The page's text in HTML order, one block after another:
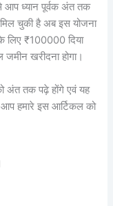
आप ध्यान पूर्वक अंत तक
चुकी है अब इस योजना
के लिए ₹100000 दिया
खरीदना होगा।
अंत तक पढ़े होंगे एवं यह
हमारे इस आर्टिकल को